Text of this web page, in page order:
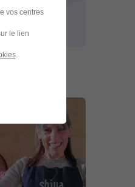
vos centres
le lien
.